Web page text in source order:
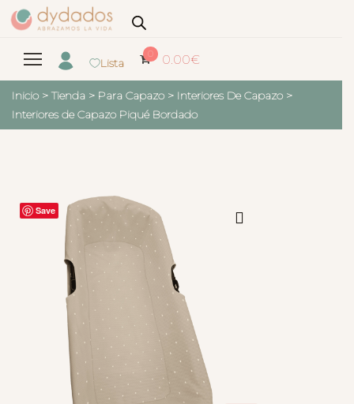
Lista
0 0.00€
Inicio > Tienda > Para Capazo > Interiores De Capazo >
Interiores de Capazo Piqué Bordado
Save